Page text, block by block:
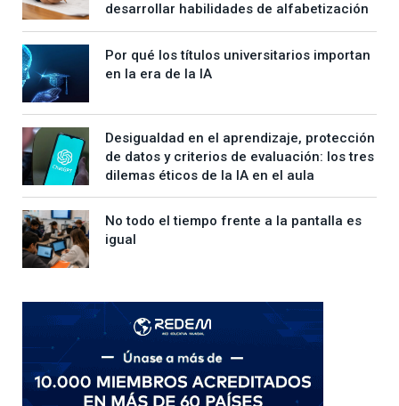
desarrollar habilidades de alfabetización
Por qué los títulos universitarios importan
en la era de la IA
Desigualdad en el aprendizaje, protección
de datos y criterios de evaluación: los tres
dilemas éticos de la IA en el aula
No todo el tiempo frente a la pantalla es
igual